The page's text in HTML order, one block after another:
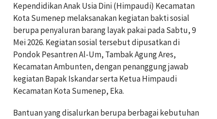
Kependidikan Anak Usia Dini (Himpaudi) Kecamatan
Kota Sumenep melaksanakan kegiatan bakti sosial
berupa penyaluran barang layak pakai pada Sabtu, 9
Mei 2026. Kegiatan sosial tersebut dipusatkan di
Pondok Pesantren Al-Um, Tambak Agung Ares,
Kecamatan Ambunten, dengan penanggung jawab
kegiatan Bapak Iskandar serta Ketua Himpaudi
Kecamatan Kota Sumenep, Eka.
Bantuan yang disalurkan berupa berbagai kebutuhan